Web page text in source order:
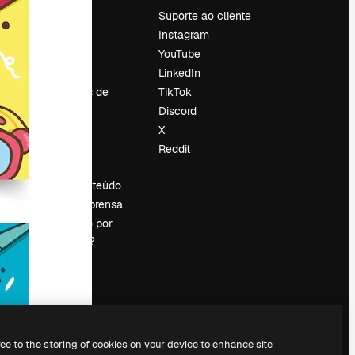
Tendências de
Vender conteúdo
Sala de imprensa
Procurando por
magnific.ai?
Suporte ao cliente
Instagram
YouTube
LinkedIn
TikTok
Discord
X
Reddit
to the storing of cookies on your device to enhance site